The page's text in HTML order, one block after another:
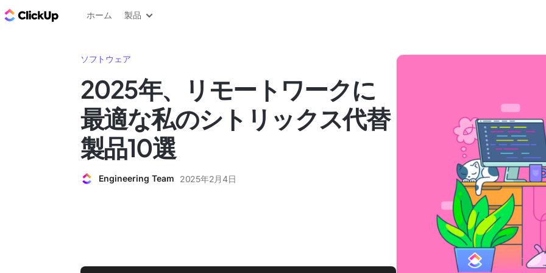
ClickUp ブログ
ホーム 製品
ソフトウェア
2025年、リモートワークに
最適な私のシトリックス代替
製品10選
Engineering Team 2025年2月4日